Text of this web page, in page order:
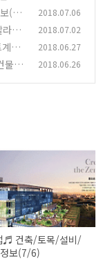
(7/
2018.07.06
야
2018.07.02
약
2018.06.27
물보
2018.06.26
♬ 건축/토목/설비/
보(7/6)